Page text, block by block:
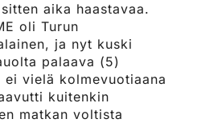
aika haastavaa.
oli Turun
ja nyt kuski
palaava (5)
ei vielä kolmevuotiaana
kuitenkin
matkan voltista